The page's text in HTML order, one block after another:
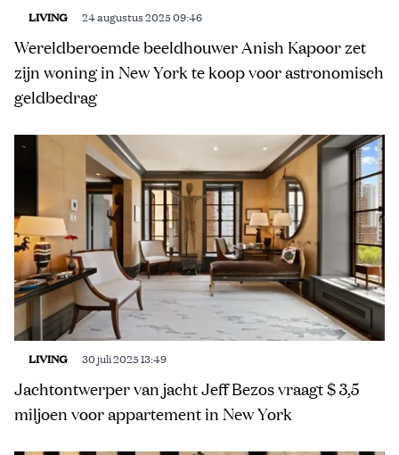
LIVING 24 augustus 2025 09:46
Wereldberoemde beeldhouwer Anish Kapoor zet
zijn woning in New York te koop voor astronomisch
geldbedrag
LIVING 30 juli 2025 13:49
Jachtontwerper van jacht Jeff Bezos vraagt $ 3,5
miljoen voor appartement in New York